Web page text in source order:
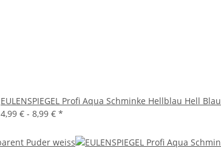
EULENSPIEGEL Profi Aqua Schminke Hellblau Hell Blau
4,99 € - 8,99 € *